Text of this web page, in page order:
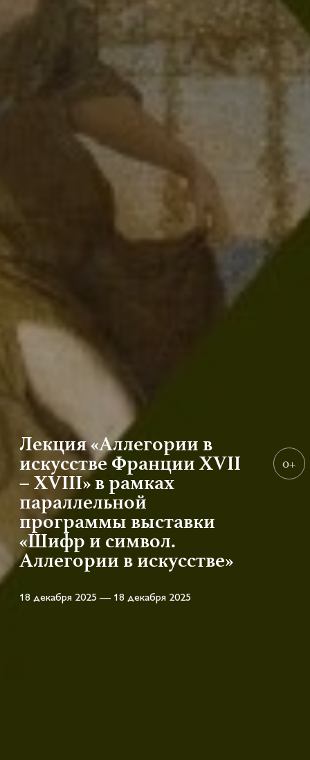
Лекция «Аллегории в
искусстве Франции XVII
– XVIII» в рамках
параллельной
программы выставки
«Шифр и символ.
Аллегории в искусстве»
18 декабря 2025 — 18 декабря 2025
0+